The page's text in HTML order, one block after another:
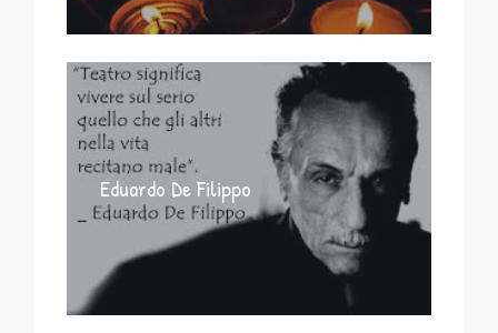
Eduardo De Filippo